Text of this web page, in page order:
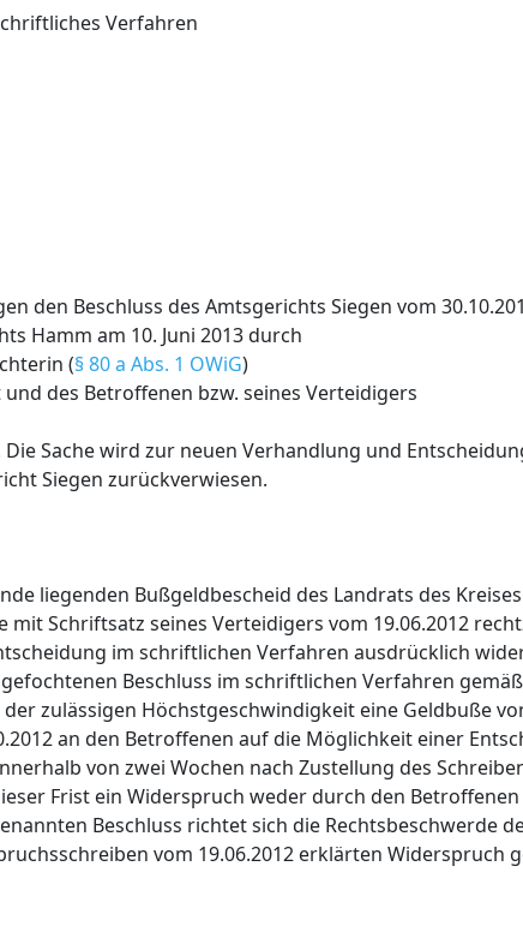
Verfahren
den Beschluss des Amtsgerichts Siegen vom
Hamm am 10. Juni 2013 durch
(§ 80 a Abs. 1 OWiG)
des Betroffenen bzw. seines Verteidigers
Sache wird zur neuen Verhandlung und
Siegen zurückverwiesen.
liegenden Bußgeldbescheid des Landrats des
Schriftsatz seines Verteidigers vom 19.06.2012
im schriftlichen Verfahren ausdrücklich
Beschluss im schriftlichen Verfahren gemäß
zulässigen Höchstgeschwindigkeit eine Geldbuße
an den Betroffenen auf die Möglichkeit einer
von zwei Wochen nach Zustellung des
Frist ein Widerspruch weder durch den
Beschluss richtet sich die Rechtsbeschwerde
vom 19.06.2012 erklärten Widerspruch